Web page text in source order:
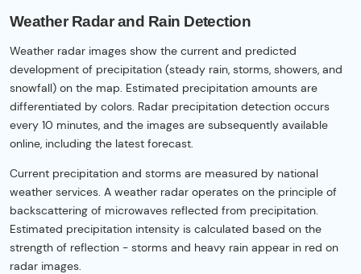
Weather Radar and Rain Detection
Weather radar images show the current and predicted
development of precipitation (steady rain, storms, showers, and
snowfall) on the map. Estimated precipitation amounts are
differentiated by colors. Radar precipitation detection occurs
every 10 minutes, and the images are subsequently available
online, including the latest forecast.
Current precipitation and storms are measured by national
weather services. A weather radar operates on the principle of
backscattering of microwaves reflected from precipitation.
Estimated precipitation intensity is calculated based on the
strength of reflection - storms and heavy rain appear in red on
radar images.